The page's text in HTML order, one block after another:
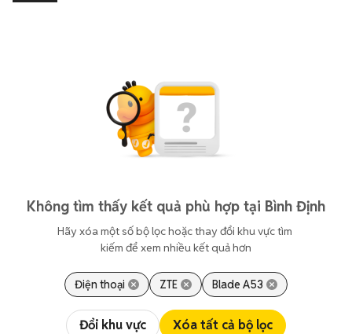
Không tìm thấy kết quả phù hợp tại Bình Định
Hãy xóa một số bộ lọc hoặc thay đổi khu vực tìm
kiếm để xem nhiều kết quả hơn
Điện thoại ZTE Blade A53
Đổi khu vực Xóa tất cả bộ lọc